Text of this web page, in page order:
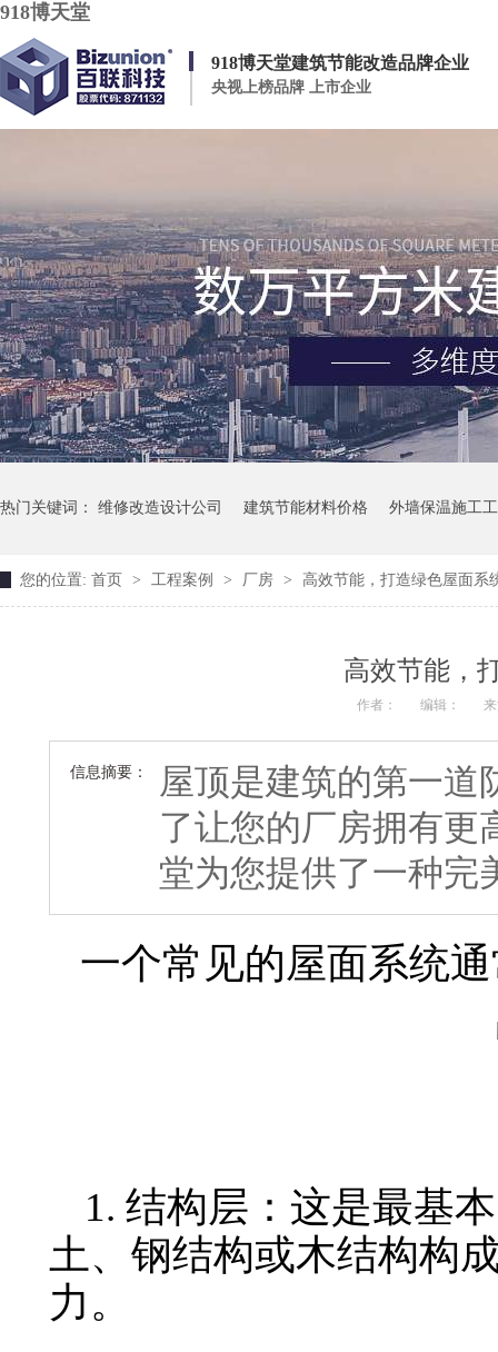
918博天堂
918博天堂建筑节能改造品牌企业
央视上榜品牌 上市企业
热门关键词： 维修改造设计公司 建筑节能材料价格 外墙保温施工
您的位置: 首页 > 工程案例 > 厂房 > 高效节能，打造绿色屋面系
高效节能，
作者： 编辑：
信息摘要：
屋顶是建筑的第一道
了让您的厂房拥有更
堂为您提供了一种完
一个常见的屋面系统
1. 结构层：这是最基
土、钢结构或木结构构
力。